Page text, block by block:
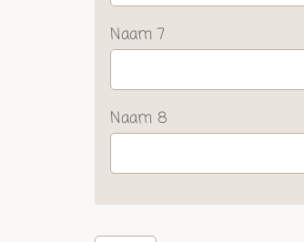
Naam 7
Naam 8